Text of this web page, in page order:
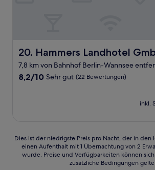
20. Hammers Landhotel
Hammers Landhotel Gmbh
7,8 km von Bahnhof Berlin-Wannsee
8.2
8,2/10 Sehr gut (22 Bewertungen)
inkl.
Dies
der
Dies ist der niedrigste Preis pro Nacht, der in den
einen Aufenthalt mit 1 Übernachtung von 2
wurde. Preise und Verfügbarkeiten können
zusätzliche Bedingungen